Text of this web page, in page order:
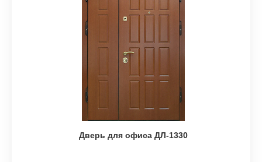
Дверь для офиса ДЛ-1330